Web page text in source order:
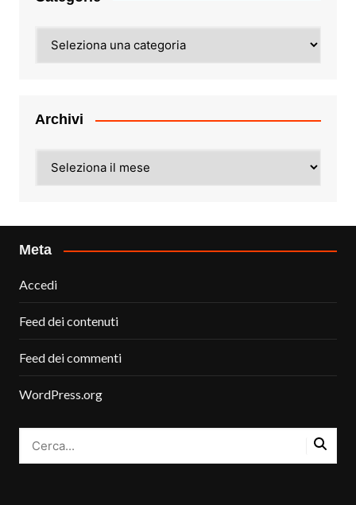
Archivi
Meta
Accedi
Feed dei contenuti
Feed dei commenti
WordPress.org